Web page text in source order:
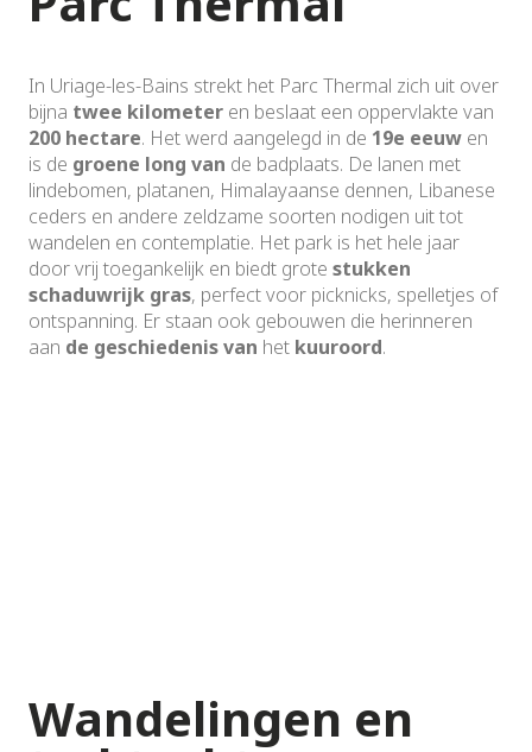
In Uriage-les-Bains strekt het Parc Thermal zich uit over
bijna twee kilometer en beslaat een oppervlakte van
200 hectare. Het werd aangelegd in de 19e eeuw en
is de groene long van de badplaats. De lanen met
lindebomen, platanen, Himalayaanse dennen, Libanese
ceders en andere zeldzame soorten nodigen uit tot
wandelen en contemplatie. Het park is het hele jaar
door vrij toegankelijk en biedt grote stukken
schaduwrijk gras, perfect voor picknicks, spelletjes of
ontspanning. Er staan ook gebouwen die herinneren
aan de geschiedenis van het kuuroord.
Wandelingen en